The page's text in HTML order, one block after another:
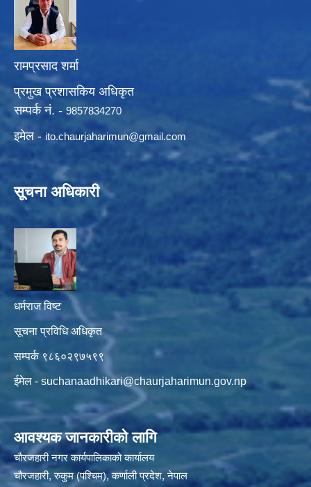
रामप्रसाद शर्मा
प्रमुख प्रशासकिय अधिकृत
सम्पर्क नं. - 9857834270
इमेल - ito.chaurjaharimun@gmail.com
सूचना अधिकारी
धर्मराज विष्ट
सूचना प्रविधि अधिकृत
सम्पर्क ९८६०२९७५९९
ईमेल - suchanaadhikari@chaurjaharimun.gov.np
आवश्यक जानकारीको लागि
चौरजहारी नगर कार्यपालिकाको कार्यालय
चौरजहारी, रुकुम (पश्चिम), कर्णाली प्रदेश, नेपाल